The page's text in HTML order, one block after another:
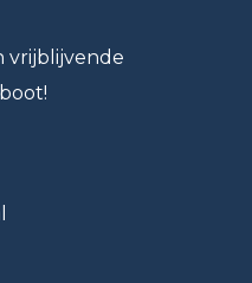
vrijblijvende